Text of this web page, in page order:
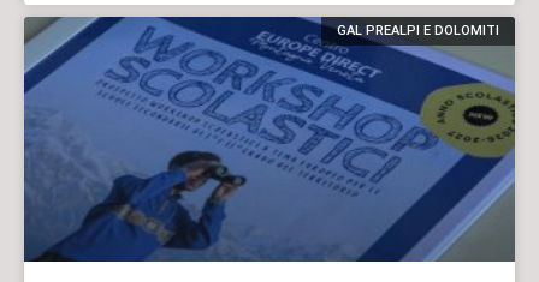
GAL PREALPI E DOLOMITI